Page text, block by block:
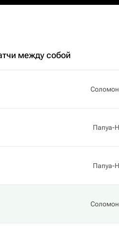
между собой
Папуа-
Папуа-